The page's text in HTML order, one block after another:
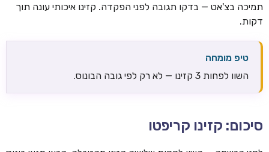
תמיכה בצ'אט — בדקו תגובה לפני הפקדה. קזינו איכותי עונה תוך
דקות.
טיפ מומחה
השוו לפחות 3 קזינו — לא רק לפי גובה הבונוס.
סיכום: קזינו קריפטו